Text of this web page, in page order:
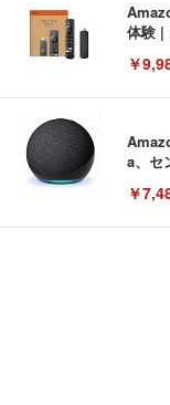
体験 |
￥
a、セ
￥
い
キン
ン樹
(黒
￥
回使